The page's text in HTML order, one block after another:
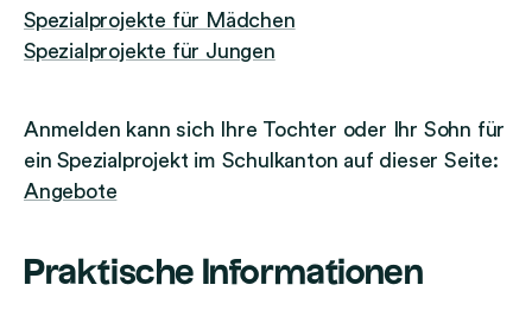
Spezialprojekte für Mädchen
Spezialprojekte für Jungen
Anmelden kann sich Ihre Tochter oder Ihr Sohn für
ein Spezialprojekt im Schulkanton auf dieser Seite:
Angebote
Praktische Informationen